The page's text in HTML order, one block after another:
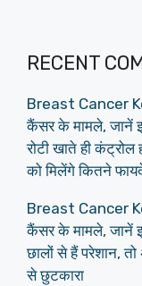
RECENT
Breast Cancer
कैंसर के मामले, जानें
रोटी खाते ही
को मिलेंगे कितने
Breast Cancer
कैंसर के मामले, जानें
छालों से हैं परेशान, तो
से छुटकारा